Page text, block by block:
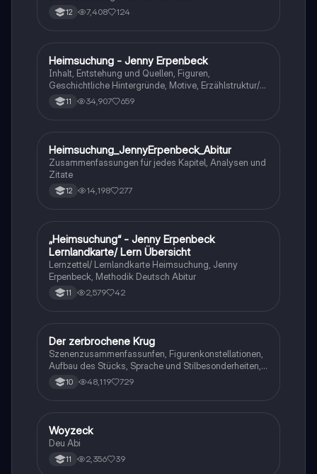
12 7,408 124
Deutsch
Heimsuchung - Jenny Erpenbeck
Inhalt, Entstehung und Quellen, Figuren,
Geschichtliche Hintergründe, Motive, Erzählstruktur/-
stil 11 34,907 659
Deutsch
Heimsuchung_JennyErpenbeck_Abitur
Zusammenfassungen für jedes Kapitel, Analysen und
Zitate
12 14,198 277
Deutsch
„Heimsuchung“ - Jenny Erpenbeck
Lernlandkarte/ Lern Übersicht
Lernzettel/ Lernlandkarte Heimsuchung, Jenny
Erpenbeck, Methodik Deutsch Abitur
11 2,579 42
Deutsch
Der zerbrochene Krug
Szenenzusammenfassunfen, Figurenkonstellationen,
Aufbau des Stücks, Sprache und Stilbesonderheiten,
Aussageabsicht, Thematik, Interpretation
10 48,119 729
Deutsch
Woyzeck
Deu Abi
11 2,356 39